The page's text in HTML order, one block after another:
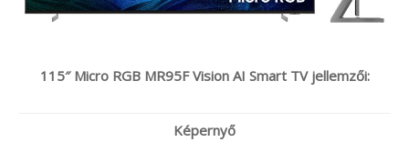
115″ Micro RGB MR95F Vision AI Smart TV jellemzői:
Képernyő